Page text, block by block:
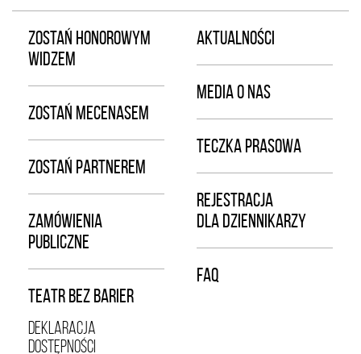
ZOSTAŃ HONOROWYM
WIDZEM
ZOSTAŃ MECENASEM
ZOSTAŃ PARTNEREM
ZAMÓWIENIA
PUBLICZNE
TEATR BEZ BARIER
DEKLARACJA
DOSTĘPNOŚCI
AKTUALNOŚCI
MEDIA O NAS
TECZKA PRASOWA
REJESTRACJA
DLA DZIENNIKARZY
FAQ